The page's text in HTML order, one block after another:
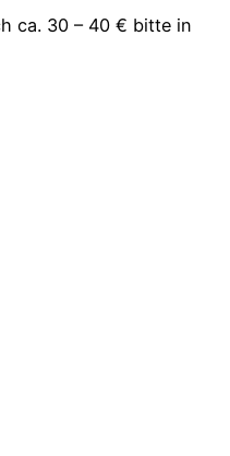
ca. 30 – 40 € bitte in